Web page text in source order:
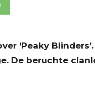
‘Peaky
De beruchte